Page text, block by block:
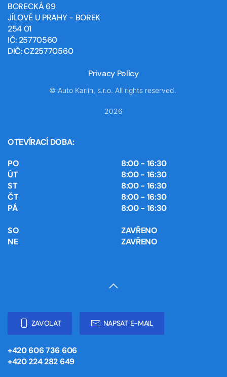
BORECKÁ 69
JÍLOVÉ U PRAHY - BOREK
254 01
IČ: 25770560
DIČ: CZ25770560
Privacy Policy
© Auto Karlín, s.r.o. All rights reserved.
2026
OTEVÍRACÍ DOBA:
PO
ÚT
ST
ČT
PÁ
SO
NE
8:00 - 16:30
8:00 - 16:30
8:00 - 16:30
8:00 - 16:30
8:00 - 16:30
ZAVŘENO
ZAVŘENO
ZAVOLAT NAPSAT E-MAIL
+420 606 736 606
+420 224 282 649